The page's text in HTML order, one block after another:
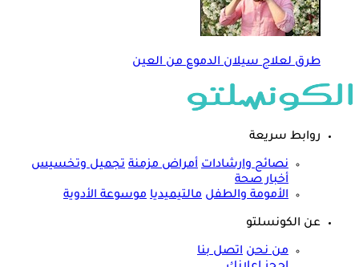
طرق لعلاج سيلان الدموع من العين
روابط سريعة
نصائح وارشادات أمراض مزمنة تجميل وتخسيس
أخبار صحة
الأمومة والطفل مالتيميديا موسوعة الأدوية
عن الكونسلتو
من نحن اتصل بنا